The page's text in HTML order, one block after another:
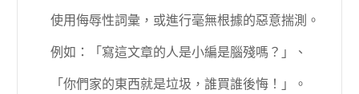
使用侮辱性詞彙，或進行毫無根據的惡意揣測。
例如：「寫這文章的人是小編是腦殘嗎？」、
「你們家的東西就是垃圾，誰買誰後悔！」。